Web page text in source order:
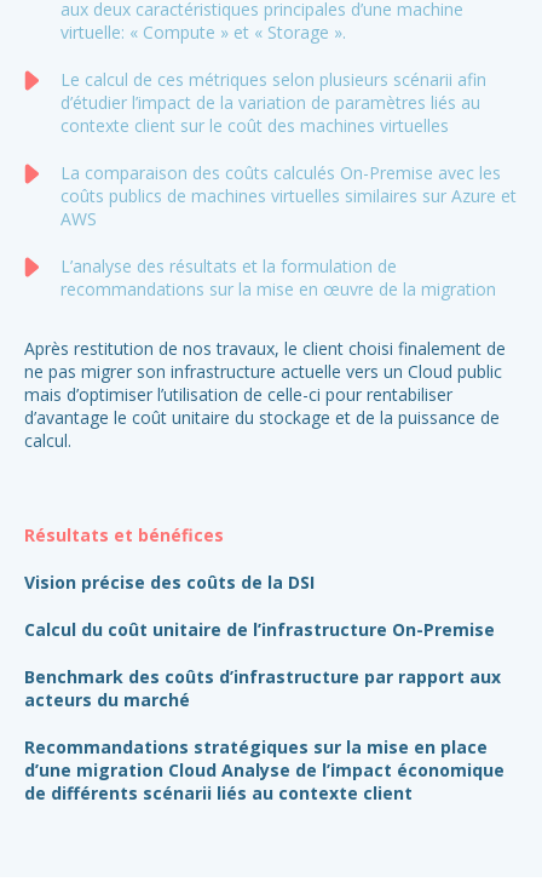
aux deux caractéristiques principales d’une machine
virtuelle: « Compute » et « Storage ».
Le calcul de ces métriques selon plusieurs scénarii afin
d’étudier l’impact de la variation de paramètres liés au
contexte client sur le coût des machines virtuelles
La comparaison des coûts calculés On-Premise avec les
coûts publics de machines virtuelles similaires sur Azure et
AWS
L’analyse des résultats et la formulation de
recommandations sur la mise en œuvre de la migration
Après restitution de nos travaux, le client choisi finalement de
ne pas migrer son infrastructure actuelle vers un Cloud public
mais d’optimiser l’utilisation de celle-ci pour rentabiliser
d’avantage le coût unitaire du stockage et de la puissance de
calcul.
Résultats et bénéfices
Vision précise des coûts de la DSI
Calcul du coût unitaire de l’infrastructure On-Premise
Benchmark des coûts d’infrastructure par rapport aux
acteurs du marché
Recommandations stratégiques sur la mise en place
d’une migration Cloud Analyse de l’impact économique
de différents scénarii liés au contexte client